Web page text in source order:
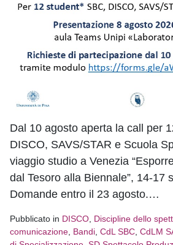
Dal 10 agosto aperta la call per
DISCO, SAVS/STAR e Scuola
viaggio studio a Venezia
dal Tesoro alla Biennale”, 14-17
Domande entro il 23 agosto.…
Pubblicato in DISCO, Discipline dello
comunicazione, Bandi, CdL SBC, CdLM